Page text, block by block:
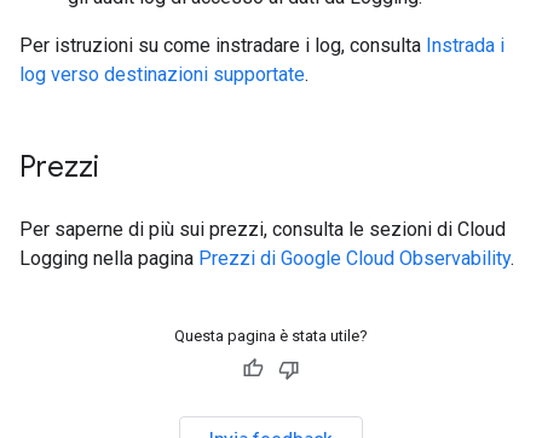
Per istruzioni su come instradare i log, consulta Instrada i
log verso destinazioni supportate.
Prezzi
Per saperne di più sui prezzi, consulta le sezioni di Cloud
Logging nella pagina Prezzi di Google Cloud Observability.
Questa pagina è stata utile?